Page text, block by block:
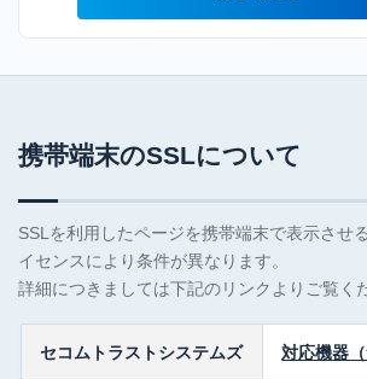
携帯端末のSSLについて
SSLを利用したページを携帯端末で表示させ
イセンスにより条件が異なります。
詳細につきましては下記のリンクよりご覧く
セコムトラストシステムズ 対応機器